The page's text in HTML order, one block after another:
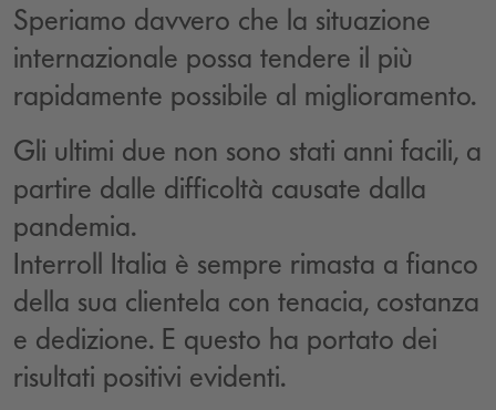
Speriamo davvero che la situazione
internazionale possa tendere il più
rapidamente possibile al miglioramento.
Gli ultimi due non sono stati anni facili, a
partire dalle difficoltà causate dalla
pandemia.
Interroll Italia è sempre rimasta a fianco
della sua clientela con tenacia, costanza
e dedizione. E questo ha portato dei
risultati positivi evidenti.